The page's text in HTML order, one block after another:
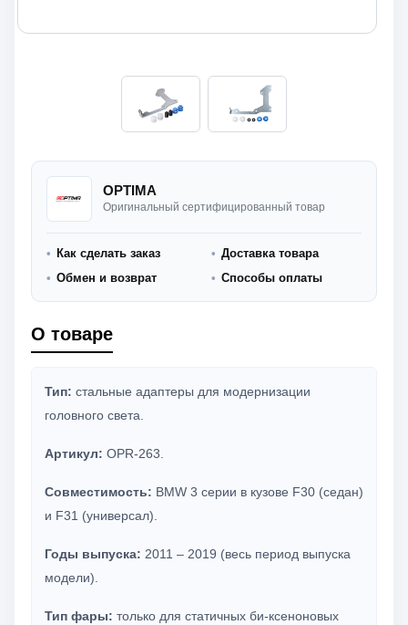
OPTIMA
Оригинальный сертифицированный товар
Как сделать заказ
Доставка товара
Обмен и возврат
Способы оплаты
О товаре
Тип: стальные адаптеры для модернизации
головного света.
Артикул: OPR-263.
Совместимость: BMW 3 серии в кузове F30 (седан)
и F31 (универсал).
Годы выпуска: 2011 – 2019 (весь период выпуска
модели).
Тип фары: только для статичных би-ксеноновых